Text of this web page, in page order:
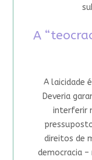
A
A laicidade
Deveria
interferir
direitos de
democracia –